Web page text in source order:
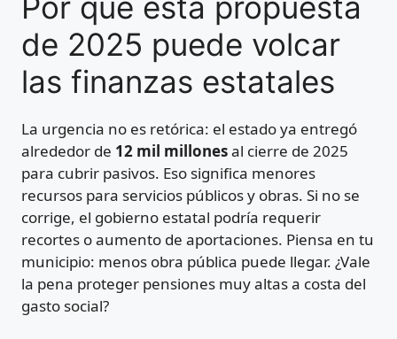
de 2025 puede volcar
las finanzas estatales
La urgencia no es retórica: el estado ya entregó
alrededor de 12 mil millonesal cierre de 2025
para cubrir pasivos. Eso significa menores
recursos para servicios públicos y obras. Si no se
corrige, el gobierno estatal podría requerir
recortes o aumento de aportaciones. Piensa en tu
municipio: menos obra pública puede llegar. ¿Vale
la pena proteger pensiones muy altas a costa del
gasto social?